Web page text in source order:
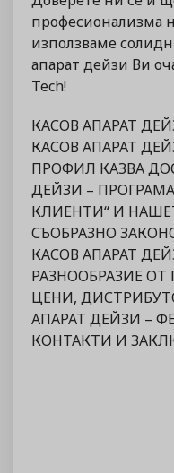
професионализма
използваме
апарат дейзи Ви
Tech!
КАСОВ АПАРАТ
КАСОВ АПАРАТ
ПРОФИЛ КАЗВА
ДЕЙЗИ –
КЛИЕНТИ“ И
СЪОБРАЗНО
КАСОВ АПАРАТ
РАЗНООБРАЗИЕ
ЦЕНИ,
АПАРАТ ДЕЙЗИ –
КОНТАКТИ И